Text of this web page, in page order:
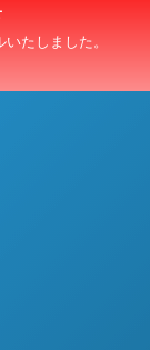
たしました。
15）大会